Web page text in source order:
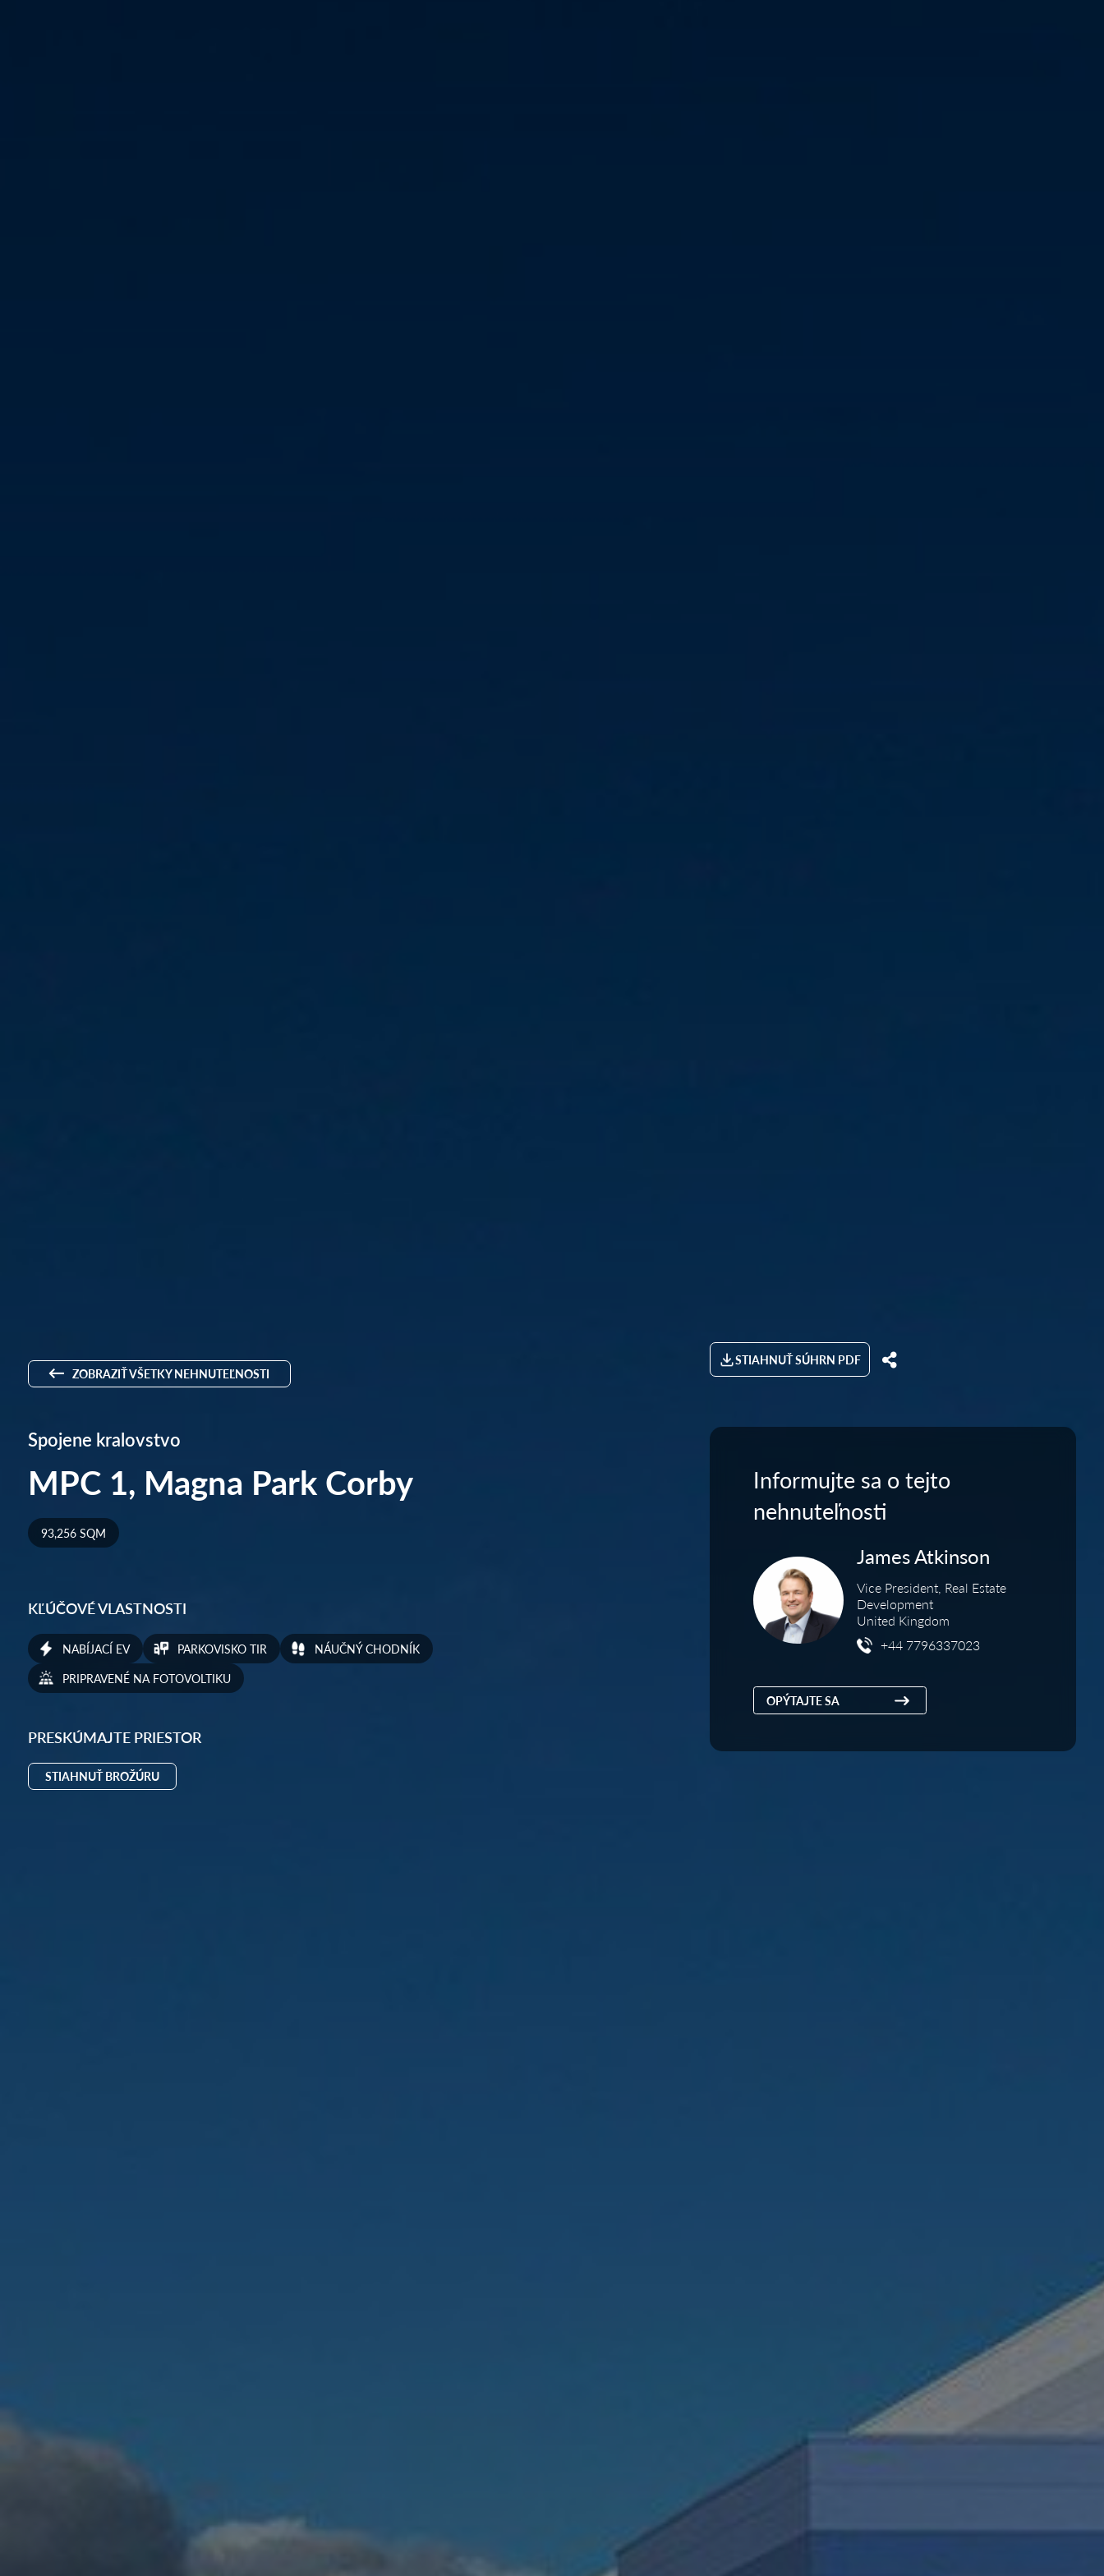
ZOBRAZIŤ VŠETKY NEHNUTEĽNOSTI
Spojene kralovstvo
MPC 1, Magna Park Corby
93,256 SQM
KĽÚČOVÉ VLASTNOSTI
NABÍJACÍ EV PARKOVISKO TIR
NÁUČNÝ CHODNÍK
PRIPRAVENÉ NA FOTOVOLTIKU
PRESKÚMAJTE PRIESTOR
STIAHNUŤ BROŽÚRU
STIAHNUŤ SÚHRN PDF
Informujte sa o tejto
nehnuteľnosti
James Atkinson
Vice President, Real Estate
Development
United Kingdom
+44 7796337023
OPÝTAJTE SA